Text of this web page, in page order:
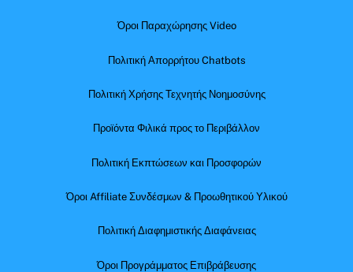
Όροι Παραχώρησης Video
Πολιτική Απορρήτου Chatbots
Πολιτική Χρήσης Τεχνητής Νοημοσύνης
Προϊόντα Φιλικά προς το Περιβάλλον
Πολιτική Εκπτώσεων και Προσφορών
Όροι Affiliate Συνδέσμων & Προωθητικού Υλικού
Πολιτική Διαφημιστικής Διαφάνειας
Όροι Προγράμματος Επιβράβευσης